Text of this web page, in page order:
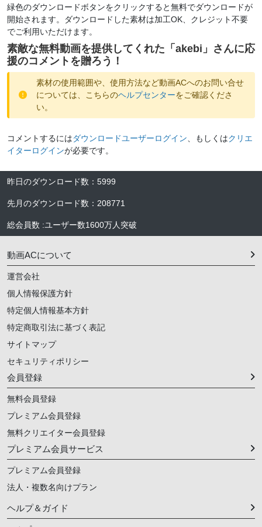
緑色のダウンロードボタンをクリックすると無料でダウンロードが
開始されます。ダウンロードした素材は加工OK、クレジット不要
でご利用いただけます。
素敵な無料動画を提供してくれた「 akebi 」さんに応
援のコメントを贈ろう！
素材の使用範囲や、使用方法など動画ACへのお問い合せ
については、こちらのヘルプセンターをご確認くださ
い。
コメントするにはダウンロードユーザーログイン 、もしくはクリエ
イターログインが必要です。
昨日のダウンロード数 ： 5999
先月のダウンロード数 ： 208771
総会員数 :ユーザー数1600万人 突破
動画ACについて
運営会社
個人情報保護方針
特定個人情報基本方針
特定商取引法に基づく表記
サイトマップ
セキュリティポリシー
会員登録
無料会員登録
プレミアム会員登録
無料クリエイター会員登録
プレミアム会員サービス
プレミアム会員登録
法人・複数名向けプラン
ヘルプ＆ガイド